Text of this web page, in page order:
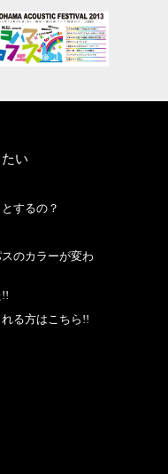
い
するの？
のカラーが変わ
る方はこちら!!